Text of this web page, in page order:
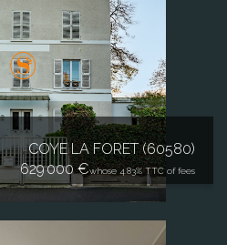
COYE LA FORET (60580)
629 000 €whose 4.83% TTC of fees